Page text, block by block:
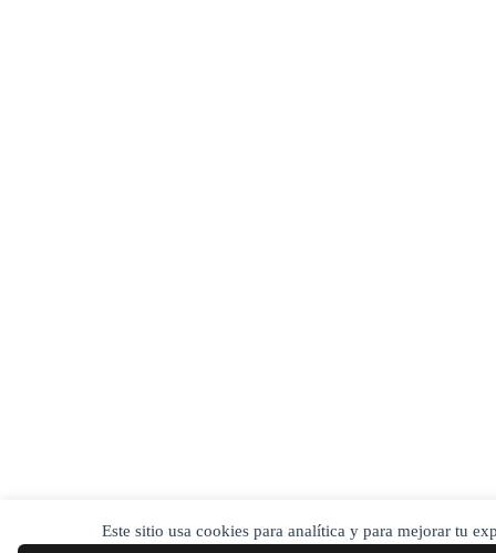
Este sitio usa cookies para analítica y para mejorar tu